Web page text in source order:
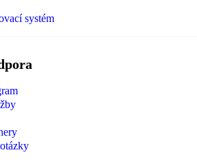
systém